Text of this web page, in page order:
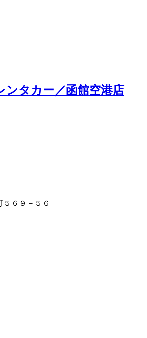
ンタカー／函館空港店
６９－５６